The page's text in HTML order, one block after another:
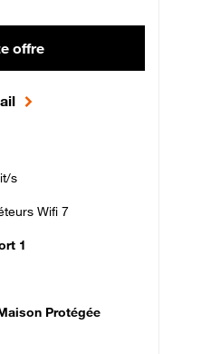
offre
s
Wifi 7
1
Protégée